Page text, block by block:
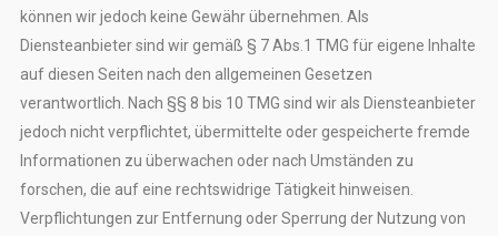
können wir jedoch keine Gewähr übernehmen. Als
Diensteanbieter sind wir gemäß § 7 Abs.1 TMG für eigene Inhalte
auf diesen Seiten nach den allgemeinen Gesetzen
verantwortlich. Nach §§ 8 bis 10 TMG sind wir als Diensteanbieter
jedoch nicht verpflichtet, übermittelte oder gespeicherte fremde
Informationen zu überwachen oder nach Umständen zu
forschen, die auf eine rechtswidrige Tätigkeit hinweisen.
Verpflichtungen zur Entfernung oder Sperrung der Nutzung von